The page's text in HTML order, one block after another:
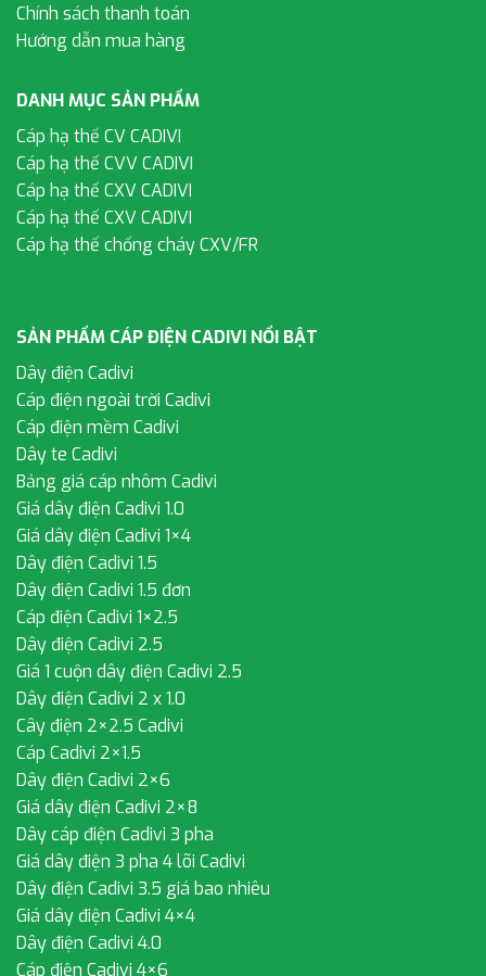
Chính sách thanh toán
Hướng dẫn mua hàng
DANH MỤC SẢN PHẨM
Cáp hạ thế CV CADIVI
Cáp hạ thế CVV CADIVI
Cáp hạ thế CXV CADIVI
Cáp hạ thế CXV CADIVI
Cáp hạ thế chống cháy CXV/FR
SẢN PHẨM CÁP ĐIỆN CADIVI NỔI BẬT
Dây điện Cadivi
Cáp điện ngoài trời Cadivi
Cáp điện mềm Cadivi
Dây te Cadivi
Bảng giá cáp nhôm Cadivi
Giá dây điện Cadivi 1.0
Giá dây điện Cadivi 1×4
Dây điện Cadivi 1.5
Dây điện Cadivi 1.5 đơn
Cáp điện Cadivi 1×2.5
Dây điện Cadivi 2.5
Giá 1 cuộn dây điện Cadivi 2.5
Dây điện Cadivi 2 x 1.0
Cây điện 2×2.5 Cadivi
Cáp Cadivi 2×1.5
Dây điện Cadivi 2×6
Giá dây điện Cadivi 2×8
Dây cáp điện Cadivi 3 pha
Giá dây điện 3 pha 4 lõi Cadivi
Dây điện Cadivi 3.5 giá bao nhiêu
Giá dây điện Cadivi 4×4
Dây điện Cadivi 4.0
Cáp điện Cadivi 4×6